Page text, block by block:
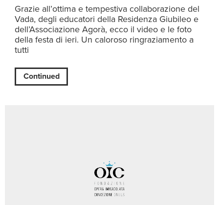
Grazie all’ottima e tempestiva collaborazione del
Vada, degli educatori della Residenza Giubileo e
dell’Associazione Agorà, ecco il video e le foto
della festa di ieri. Un caloroso ringraziamento a
tutti
Continued